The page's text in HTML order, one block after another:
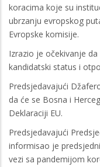
koracima koje su
ubrzanju evropskog
Evropske komisije.
Izrazio je očekivanje
kandidatski status i
Predsjedavajući
da će se Bosna i
Deklaraciji EU.
Predsjedavajući
informisao je
vezi sa pandemijom